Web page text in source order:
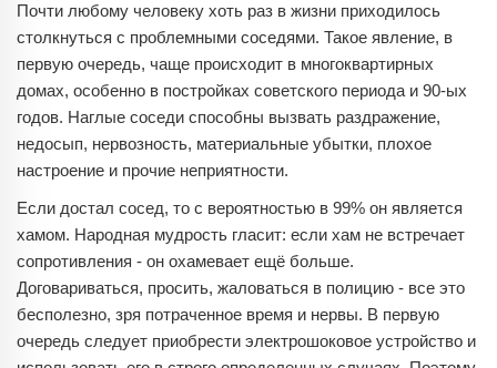
Почти любому человеку хоть раз в жизни приходилось
столкнуться с проблемными соседями. Такое явление, в
первую очередь, чаще происходит в многоквартирных
домах, особенно в постройках советского периода и 90-ых
годов. Наглые соседи способны вызвать раздражение,
недосып, нервозность, материальные убытки, плохое
настроение и прочие неприятности.
Если достал сосед, то с вероятностью в 99% он является
хамом. Народная мудрость гласит: если хам не встречает
сопротивления - он охамевает ещё больше.
Договариваться, просить, жаловаться в полицию - все это
бесполезно, зря потраченное время и нервы. В первую
очередь следует приобрести электрошоковое устройство и